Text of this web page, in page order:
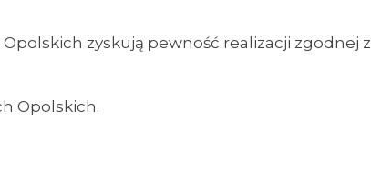
zyskują pewność realizacji zgodnej z
Opolskich.